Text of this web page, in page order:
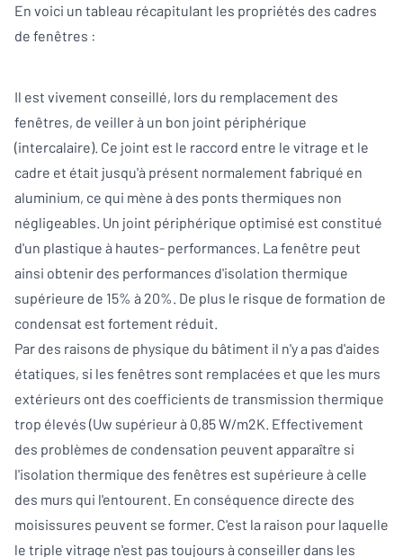
En voici un tableau récapitulant les propriétés des cadres
de fenêtres :
Il est vivement conseillé, lors du remplacement des
fenêtres, de veiller à un bon joint périphérique
(intercalaire). Ce joint est le raccord entre le vitrage et le
cadre et était jusqu'à présent normalement fabriqué en
aluminium, ce qui mène à des ponts thermiques non
négligeables. Un joint périphérique optimisé est constitué
d'un plastique à hautes- performances. La fenêtre peut
ainsi obtenir des performances d'isolation thermique
supérieure de 15% à 20%. De plus le risque de formation de
condensat est fortement réduit.
Par des raisons de physique du bâtiment il n'y a pas d'aides
étatiques, si les fenêtres sont remplacées et que les murs
extérieurs ont des coefficients de transmission thermique
trop élevés (Uw supérieur à 0,85 W/m2K. Effectivement
des problèmes de condensation peuvent apparaître si
l'isolation thermique des fenêtres est supérieure à celle
des murs qui l'entourent. En conséquence directe des
moisissures peuvent se former. C'est la raison pour laquelle
le triple vitrage n'est pas toujours à conseiller dans les